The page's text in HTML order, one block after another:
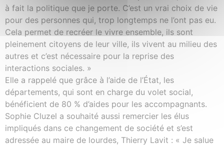
à fait la politique que je porte. C’est un vrai choix de vie
pour des personnes qui, trop longtemps ne l’ont pas eu.
Cela permet de recréer le vivre ensemble, ils sont
pleinement citoyens de leur ville, ils vivent au milieu des
autres et c’est nécessaire pour la reprise des
interactions sociales. »
Elle a rappelé que grâce à l’aide de l’État, les
départements, qui sont en charge du volet social,
bénéficient de 80 % d’aides pour les accompagnants.
Sophie Cluzel a souhaité aussi remercier les élus
impliqués dans ce changement de société et s’est
adressée au maire de lourdes, Thierry Lavit : « Je salue